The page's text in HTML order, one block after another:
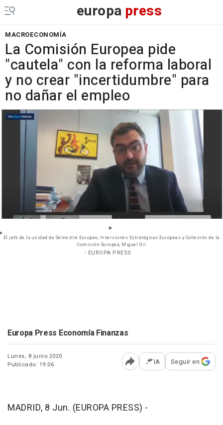
europa press
MACROECONOMÍA
La Comisión Europea pide
"cautela" con la reforma laboral
y no crear "incertidumbre" para
no dañar el empleo
El jefe de la unidad de Semestre Europeo, Inversiones Estratégicas Europeas y Cohesión de la
Comisión Europea, Miguel Gil
- EUROPA PRESS
Europa Press Economía Finanzas
Lunes, 8 junio 2020
Publicado: 19:06
Abrir opciones para
IA Seguir en
MADRID, 8 Jun. (EUROPA PRESS) -